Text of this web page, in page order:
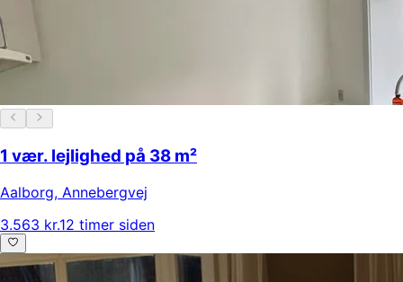
1 vær. lejlighed på 38 m²
Aalborg, Annebergvej
3.563 kr.12 timer siden